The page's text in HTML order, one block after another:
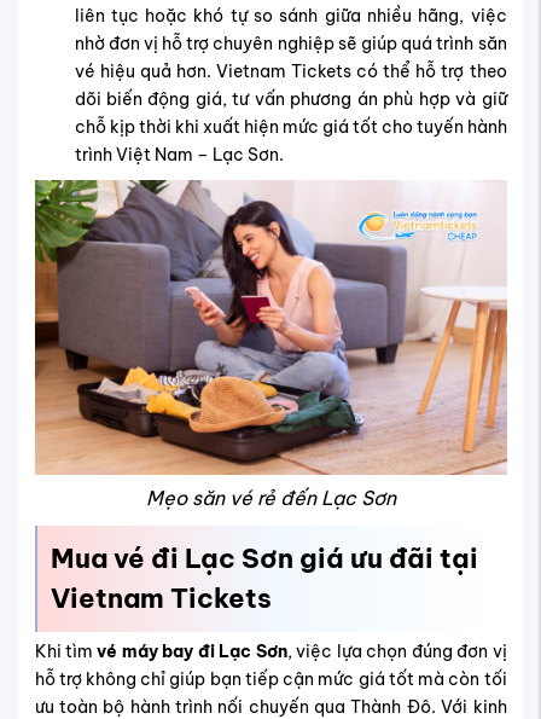
liên tục hoặc khó tự so sánh giữa nhiều hãng, việc
nhờ đơn vị hỗ trợ chuyên nghiệp sẽ giúp quá trình săn
vé hiệu quả hơn. Vietnam Tickets có thể hỗ trợ theo
dõi biến động giá, tư vấn phương án phù hợp và giữ
chỗ kịp thời khi xuất hiện mức giá tốt cho tuyến hành
trình Việt Nam – Lạc Sơn.
Mẹo săn vé rẻ đến Lạc Sơn
Mua vé đi Lạc Sơn giá ưu đãi tại
Vietnam Tickets
Khi tìmvé máy bay đi Lạc Sơn, việc lựa chọn đúng đơn vị
hỗ trợ không chỉ giúp bạn tiếp cận mức giá tốt mà còn tối
ưu toàn bộ hành trình nối chuyến qua Thành Đô. Với kinh